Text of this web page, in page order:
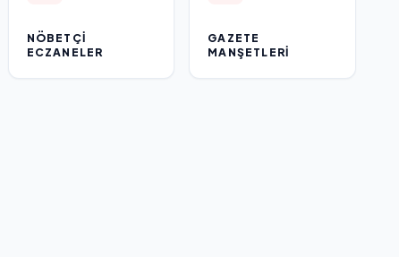
NÖBETÇI
ECZANELER
GAZETE
MANŞETLERI